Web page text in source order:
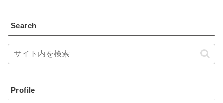
Search
Profile